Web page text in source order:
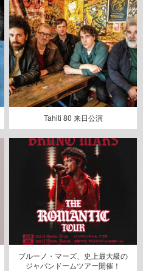
Tahiti 80 来日公演
ブルーノ・マーズ、史上最大級の
ジャパンドームツアー開催！